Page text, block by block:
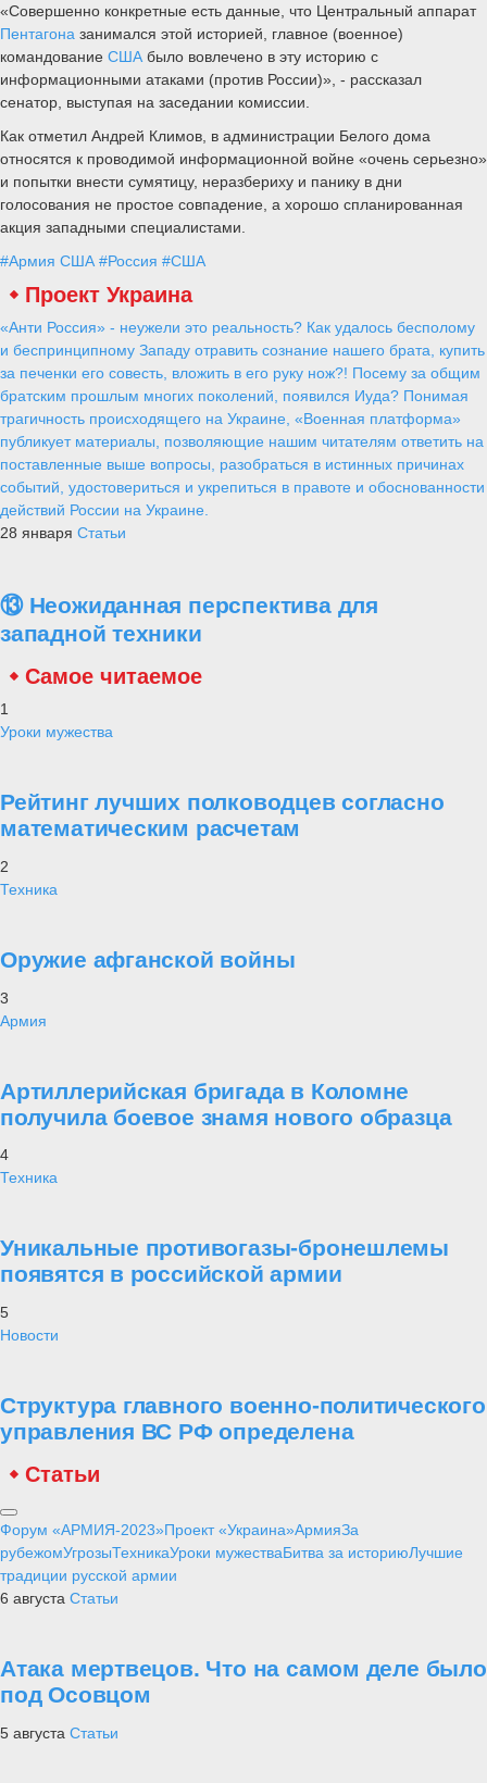
«Совершенно конкретные есть данные, что Центральный аппарат
Пентагона занимался этой историей, главное (военное)
командование СШАбыло вовлечено в эту историю с
информационными атаками (против России)», - рассказал
сенатор, выступая на заседании комиссии.
Как отметил Андрей Климов, в администрации Белого дома
относятся к проводимой информационной войне «очень серьезно»
и попытки внести сумятицу, неразбериху и панику в дни
голосования не простое совпадение, а хорошо спланированная
акция западными специалистами.
#Армия США #Россия #США
Проект Украина
«Анти Россия» - неужели это реальность? Как удалось бесполому
и беспринципному Западу отравить сознание нашего брата, купить
за печенки его совесть, вложить в его руку нож?! Посему за общим
братским прошлым многих поколений, появился Иуда? Понимая
трагичность происходящего на Украине, «Военная платформа»
публикует материалы, позволяющие нашим читателям ответить на
поставленные выше вопросы, разобраться в истинных причинах
событий, удостовериться и укрепиться в правоте и обоснованности
действий России на Украине.
28 января Статьи
⑬ Неожиданная перспектива для
западной техники
Самое читаемое
1
Уроки мужества
Рейтинг лучших полководцев согласно
математическим расчетам
2
Техника
Оружие афганской войны
3
Армия
Артиллерийская бригада в Коломне
получила боевое знамя нового образца
4
Техника
Уникальные противогазы-бронешлемы
появятся в российской армии
5
Новости
Структура главного военно-политического
управления ВС РФ определена
Статьи
Форум «АРМИЯ-2023»Проект «Украина»АрмияЗа
рубежомУгрозыТехникаУроки мужестваБитва за историюЛучшие
традиции русской армии
6 августа Статьи
Атака мертвецов. Что на самом деле было
под Осовцом
5 августа Статьи